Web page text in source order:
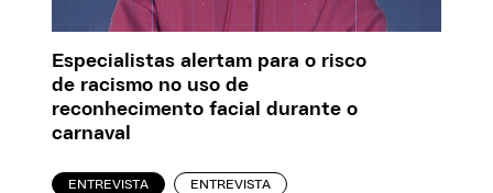
Especialistas alertam para o risco
de racismo no uso de
reconhecimento facial durante o
carnaval
ENTREVISTA ENTREVISTA